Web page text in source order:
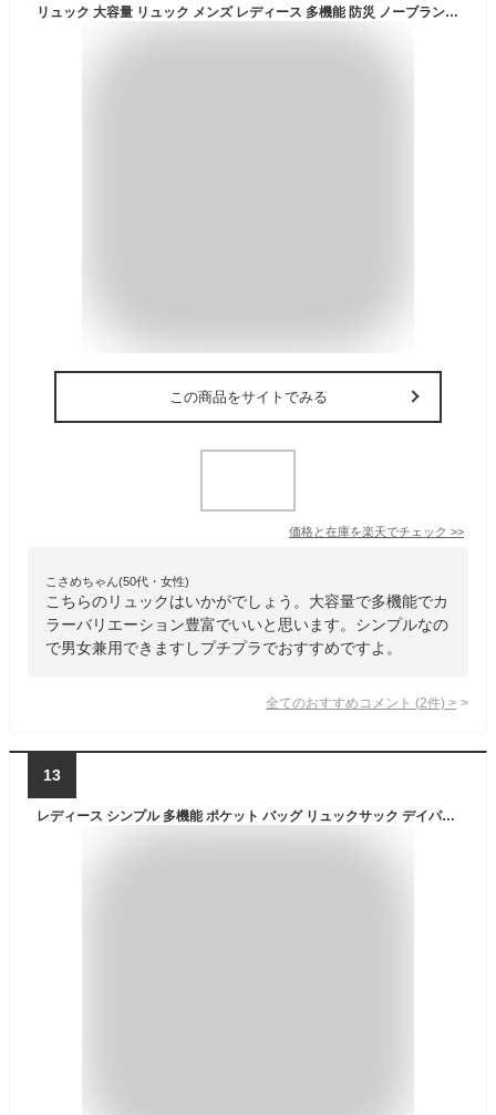
リュック 大容量 リュック メンズ レディース 多機能 防災 ノーブランド 防災リュック 防災袋 非常用持ちだし袋 防災グッズ 多機能デイパック メンズ 大容量 リュックサック デーパック 7077 防災用品 デイバッグ デイバック
この商品をサイトでみる
価格と在庫を楽天でチェック >>
こさめちゃん(50代・女性)
こちらのリュックはいかがでしょう。大容量で多機能でカ
ラーバリエーション豊富でいいと思います。シンプルなの
で男女兼用できますしプチプラでおすすめですよ。
全てのおすすめコメント (2件) >
13
レディース シンプル 多機能 ポケット バッグ リュックサック デイパック リュック 黒 軽量 無地 楽天 防災リュック バックパック A.O.T. メンズ 高校生 大容量 通学 男女兼用バッグ 3543AR ba000023963-0AA0/000